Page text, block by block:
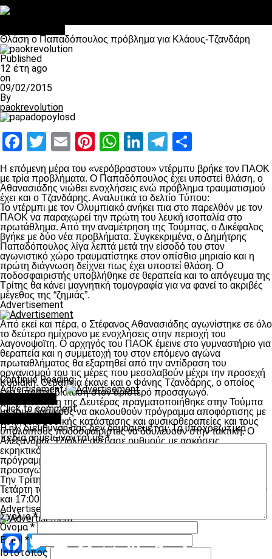
Θλάση ο Παπαδόπουλος πρόβλημα για Κλάους-Τζανδάρη
Published
12 έτη ago
on
09/02/2015
By
paokrevolution
Facebook
Twitter
EmailPinterest
WhatsApp
LinkedIn
Telegram
Η επόμενη μέρα του «νερόβραστου» ντέρμπυ βρήκε τον ΠΑΟΚ
με τρία προβλήματα. Ο Παπαδόπουλος έχει υποστεί θλάση, ο
Αθανασιάδης νιώθει ενοχλήσεις ενώ πρόβλημα τραυματισμού
έχει και ο Τζανδάρης. Αναλυτικά το δελτίο Τύπου:
Το ντέρμπι με τον Ολυμπιακό ανήκει πια στο παρελθόν με τον
ΠΑΟΚ να παραχωρεί την πρώτη του λευκή ισοπαλία στο
πρωτάθλημα. Από την αναμέτρηση της Τούμπας, ο Δικέφαλος
βγήκε με δύο νέα προβλήματα. Συγκεκριμένα, ο Δημήτρης
Παπαδόπουλος λίγα λεπτά μετά την είσοδό του στον
αγωνιστικό χώρο τραυματίστηκε στον οπίσθιο μηριαίο και η
πρώτη διάγνωση δείχνει πως έχει υποστεί θλάση. Ο
ποδοσφαιριστής υποβλήθηκε σε θεραπεία και το απόγευμα της
Τρίτης θα κάνει μαγνητική τομογραφία για να φανεί το ακριβές
μέγεθος της “ζημιάς”.
Advertisement
Από εκεί και πέρα, ο Στέφανος Αθανασιάδης αγωνίστηκε σε όλο
το δεύτερο ημίχρονο με ενοχλήσεις στην περιοχή του
λαγονοψοϊτη. Ο αρχηγός του ΠΑΟΚ έμεινε στο γυμναστήριο για
θεραπεία και η συμμετοχή του στον επόμενο αγώνα
πρωταθλήματος θα εξαρτηθεί από την αντίδραση του
οργανισμού του τις μέρες που μεσολαβούν μέχρι την προσεχή
Κυριακή. Θεραπεία έκανε και ο Φάνης Τζανδάρης, ο οποίος
έχει υποστεί διάταση στον αριστερό προσαγωγό.
Η προπόνηση της Δευτέρας πραγματοποιήθηκε στην Τούμπα
με τους βασικούς να ακολουθούν πρόγραμμα αποφόρτισης με
ασκήσεις φυσικής κατάστασης και φυσικοθεραπείες και τους
υπόλοιπους ποδοσφαιριστές να δουλεύουν στην τακτική. Ο
Αλέξανδρος Τζιόλης ανέβασε ρυθμούς με ασκήσεις
εκρηκτικότητας και ταχυδύναμης ολοκληρώνοντας έτσι το
πρόγραμμα επανένταξης από τον τραυματισμό του στους
προσαγωγούς.
Την Τρίτη (10.02) οι παίκτες του ΠΑΟΚ έχουν ρεπό και την
Τετάρτη το πρόγραμμα περιλαμβάνει διπλό προπόνηση (10:00
και 17:00 σε Νέα Μεσημβρία και Τούμπα αντίστοιχα).
Advertisement
Facebook
Twitter
EmailPinterest
WhatsApp
LinkedIn
Telegram
Continue Reading
Advertisement
Click to comment
Η ηλ. διεύθυνση σας δεν δημοσιεύεται. Τα υποχρεωτικά
πεδία σημειώνονται με*
Σχόλιο*
Όνομα*
Email *
Ιστότοπος